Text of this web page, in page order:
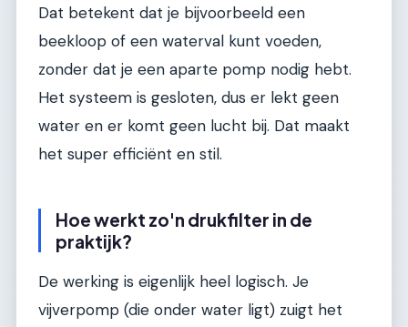
Dat betekent dat je bijvoorbeeld een
beekloop of een waterval kunt voeden,
zonder dat je een aparte pomp nodig hebt.
Het systeem is gesloten, dus er lekt geen
water en er komt geen lucht bij. Dat maakt
het super efficiënt en stil.
Hoe werkt zo'n drukfilter in de
praktijk?
De werking is eigenlijk heel logisch. Je
vijverpomp (die onder water ligt) zuigt het